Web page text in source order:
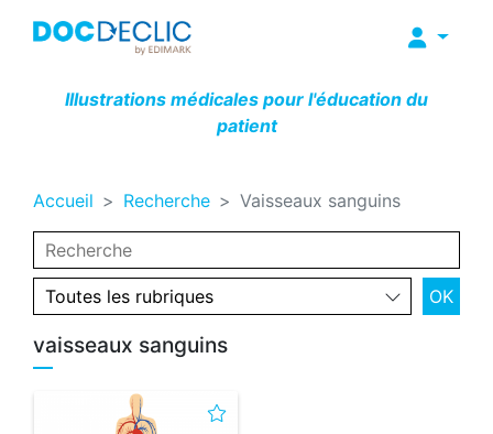
Illustrations médicales pour l'éducation du
patient
Accueil Recherche Vaisseaux sanguins
vaisseaux sanguins